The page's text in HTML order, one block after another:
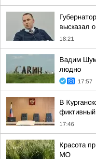
высказал
18:21
Вадим
людно
17:57
В
17:46
Красота
МО